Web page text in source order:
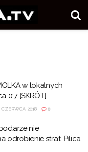
w lokalnych
0:7 [SKRÓT]
CZERWCA 2018 0
nie
odrobienie strat. Pilica